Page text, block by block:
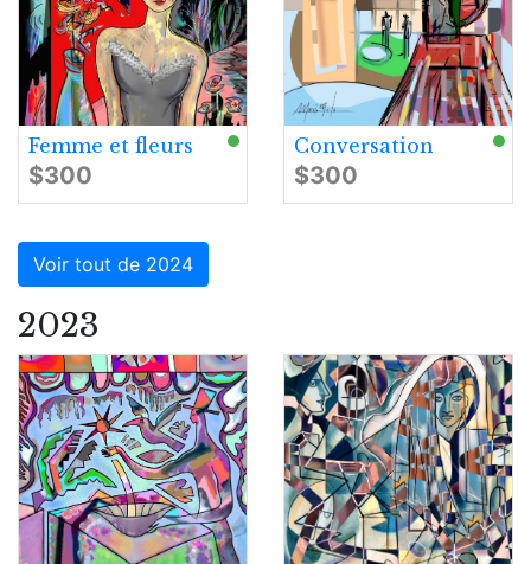
Femme et fleurs
$300
Conversation
$300
Voir tout de 2024
2023